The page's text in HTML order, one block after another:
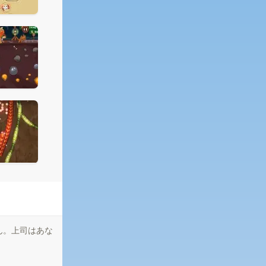
上司はあな